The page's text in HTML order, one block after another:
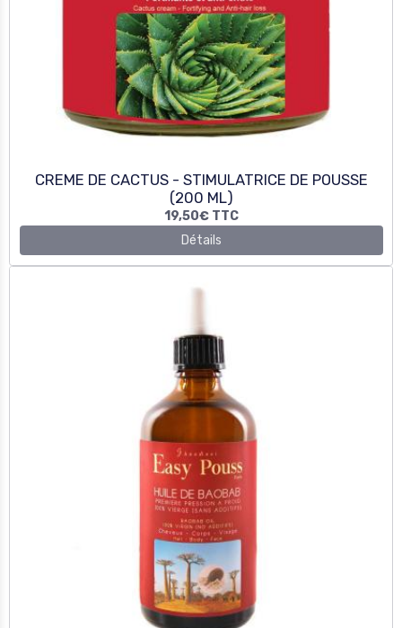
CREME DE CACTUS - STIMULATRICE DE POUSSE
(200 ML)
19,50€TTC
Détails
HUILE DE BAOBAB 100% VIERGE (100 ML)
17,50€
Détails